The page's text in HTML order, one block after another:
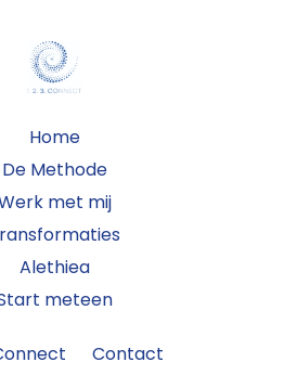
Home
De Methode
met mij
Alethiea
meteen
Contact